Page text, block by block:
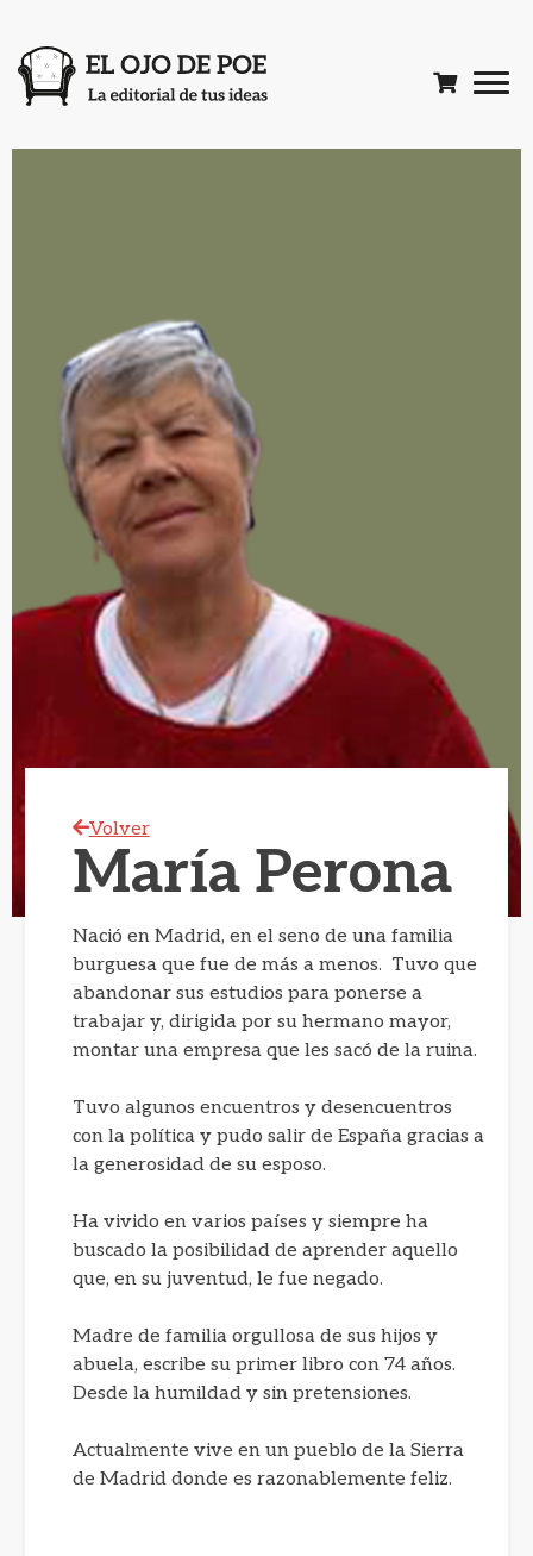
Volver
María Perona
Nació en Madrid, en el seno de una familia
burguesa que fue de más a menos. Tuvo que
abandonar sus estudios para ponerse a
trabajar y, dirigida por su hermano mayor,
montar una empresa que les sacó de la ruina.
Tuvo algunos encuentros y desencuentros
con la política y pudo salir de España gracias a
la generosidad de su esposo.
Ha vivido en varios países y siempre ha
buscado la posibilidad de aprender aquello
que, en su juventud, le fue negado.
Madre de familia orgullosa de sus hijos y
abuela, escribe su primer libro con 74 años.
Desde la humildad y sin pretensiones.
Actualmente vive en un pueblo de la Sierra
de Madrid donde es razonablemente feliz.